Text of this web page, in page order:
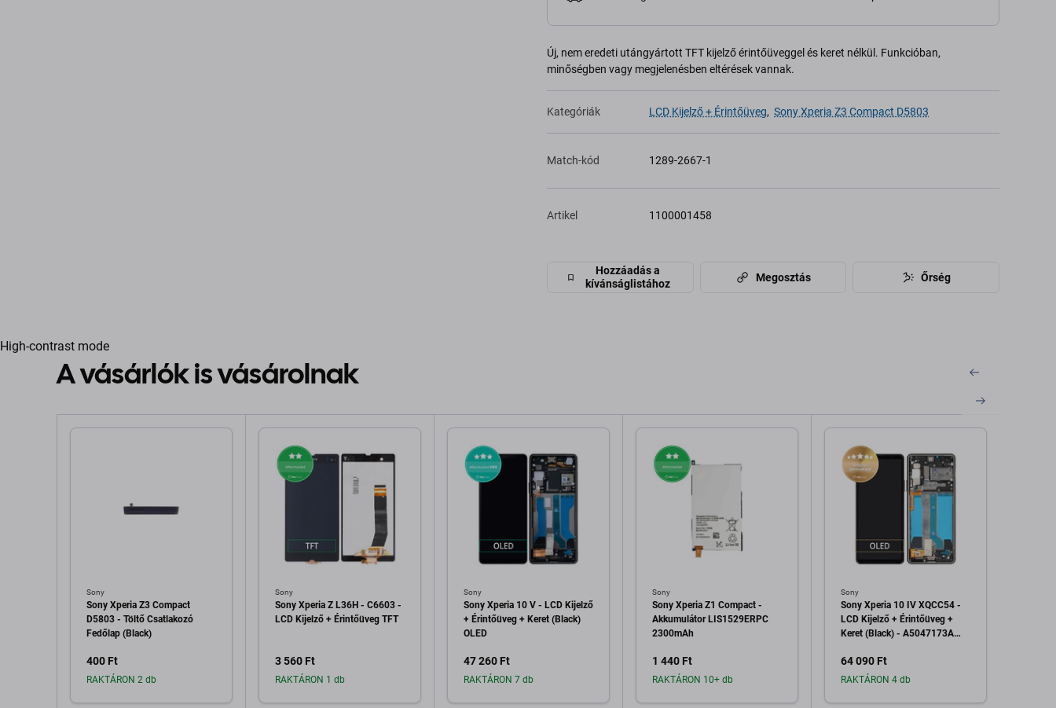
Új, nem eredeti utángyártott TFT kijelző érintőüveggel és keret nélkül. Funkcióban,
minőségben vagy megjelenésben eltérések vannak.
Kategóriák LCD Kijelző + Érintőüveg, Sony Xperia Z3 Compact D5803
Match-kód 1289-2667-1
Artikel 1100001458
Hozzáadás a
kívánságlistához
Megosztás Őrség
High-contrast mode
A vásárlók is vásárolnak
Sony
Sony Xperia Z3 Compact
D5803 - Töltő Csatlakozó
Fedőlap (Black)
400 Ft
RAKTÁRON 2 db
Sony
Sony Xperia Z L36H - C6603 -
LCD Kijelző + Érintőüveg TFT
3 560 Ft
RAKTÁRON 1 db
Sony
Sony Xperia 10 V - LCD Kijelző
+ Érintőüveg + Keret (Black)
OLED
47 260 Ft
RAKTÁRON 7 db
Sony
Sony Xperia Z1 Compact -
Akkumulátor LIS1529ERPC
2300mAh
1 440 Ft
RAKTÁRON 10+ db
Sony
Sony Xperia 10 IV XQCC54 -
LCD Kijelző + Érintőüveg +
Keret (Black) - A5047173A
64 090 Ft
RAKTÁRON 4 db